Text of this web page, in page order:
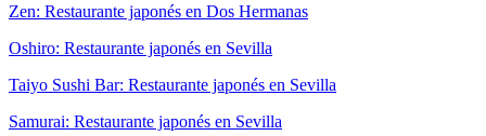
Zen: Restaurante japonés en Dos Hermanas
Oshiro: Restaurante japonés en Sevilla
Taiyo Sushi Bar: Restaurante japonés en Sevilla
Samurai: Restaurante japonés en Sevilla